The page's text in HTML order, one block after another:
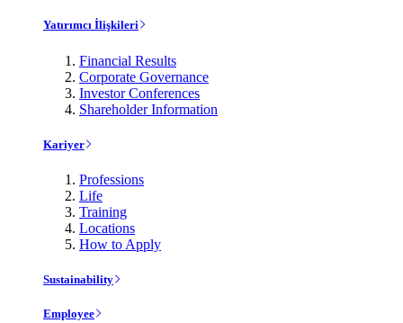
Yatırımcı İlişkileri
Financial Results
Corporate Governance
Investor Conferences
Shareholder Information
Kariyer
Professions
Life
Training
Locations
How to Apply
Sustainability
Employee